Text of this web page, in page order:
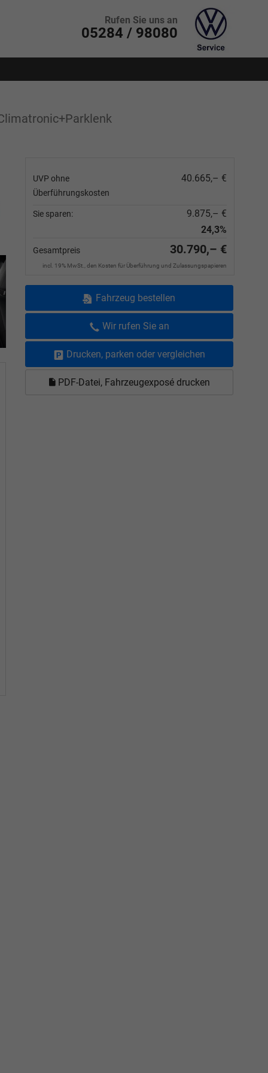
Rufen Sie uns an
05284 / 98080
UVP ohne
Überführungskosten
40.665,– €
Sie sparen:
9.875,– €
24,3%
Gesamtpreis 30.790,– €
incl. 19% MwSt., den Kosten für Überführung und Zulassungspapieren
Fahrzeug bestellen
Wir rufen Sie an
Drucken, parken oder vergleichen
PDF-Datei, Fahrzeugexposé drucken